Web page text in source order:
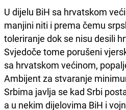
U dijelu BiH sa hrvatskom
manjini niti i prema čemu
toleriranje dok se nisu desili
Svjedoče tome porušeni
sa hrvatskom većinom,
Ambijent za stvaranje
Srbima javlja se kad Srbi
a u nekim dijelovima BiH i